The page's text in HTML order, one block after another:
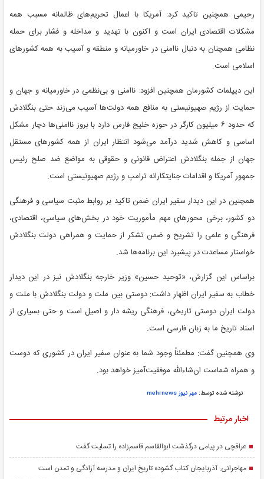
رحیمی همچنین تاکید کرد: آمریکا با اعمال تحریم‌های ظالمانه مسبب همه
مشکلات اقتصادی ایران است و اکنون با تهدید و مداخله و فشار برای حمله
نظامی همچنان به دنبال ناامنی در خاورمیانه و منطقه و آسیب به همه کشورهای
اسلامی است.
این دیپلمات کشورمان همچنین افزود: ناامنی و بی‌نظمی در خاورمیانه و جهان و
حمایت از رژیم صهیونیستی به منافع همه دولت‌ها آسیب می‌زند حتی بنگلادش
که حدود ۶ میلیون کارگر در حوزه خلیج فارس دارد با بروز ناامنی‌ها دچار مشکل
اساسی و کاهش شدید درآمد می‌شود انتظار ایران از همه کشورهای مستقل
جهان از جمله بنگلادش اعتراض قانونی و حقوقی به مواضع ضد صلح رئیس
جمهور آمریکا و اقداماتجنایتکارانهترامپ و رژیم صهیونیستی است.
همچنین در این دیدار سفیر ایران ضمن تاکید بر روابط مثبت سیاسی و فرهنگی
دو کشور، برخی محورهای مهم مأموریت خود در بخش‌های سیاسی، اقتصادی،
فرهنگی و علمی را تشریح و ضمن تشکر از حمایت و همراهی دولت بنگلادش
خواستار مساعدت در پیشبرد این برنامه‌ها شد.
براساس این گزارش، «توحید حسین» وزیر خارجه بنگلادش نیز در این دیدار
خطاب به سفیر ایران اظهار داشت: دوستی بین ملت و دولت بنگلادش با ملت و
دولت ایران دوستی تاریخی، فرهنگی ریشه دار و اصیل است و حتی بسیاری از
اسناد تاریخ ما به زبان فارسی است.
وی همچنین گفت: مطمئناً وجود شما به عنوان سفیر ایران در کشوری که دوست
و همراه شماست ان‌شاءالله موفقیت‌آمیز خواهد بود.
نوشته شده توسط:مهر نیوز mehrnews
اخبار مرتبط
عراقچی در پیامی درگذشت ابوالقاسم قاسم‌زاده را تسلیت گفت
مهاجرانی: آذربایجان کتاب گشوده تاریخ ایران و مدرسه آزادگی و تمدن است